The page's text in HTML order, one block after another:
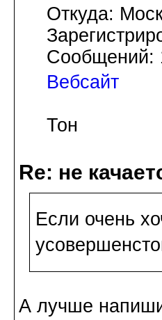
Откуда:
Сообщений:
Вебсайт
Тон
Re: не
Если очень
А лучше